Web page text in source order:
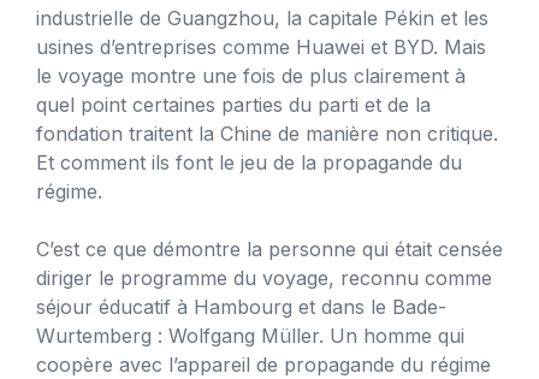
industrielle de Guangzhou, la capitale Pékin et les
usines d’entreprises comme Huawei et BYD. Mais
le voyage montre une fois de plus clairement à
quel point certaines parties du parti et de la
fondation traitent la Chine de manière non critique.
Et comment ils font le jeu de la propagande du
régime.
C’est ce que démontre la personne qui était censée
diriger le programme du voyage, reconnu comme
séjour éducatif à Hambourg et dans le Bade-
Wurtemberg : Wolfgang Müller. Un homme qui
coopère avec l’appareil de propagande du régime